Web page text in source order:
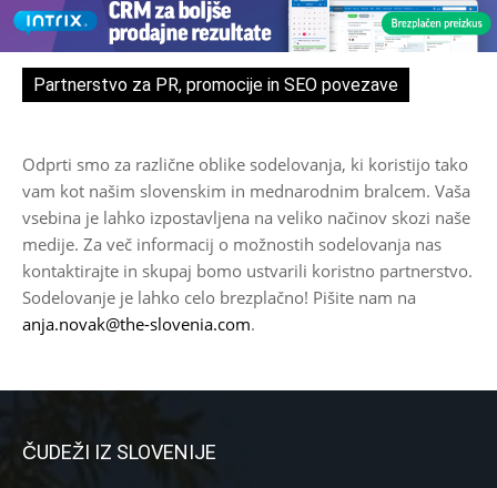
Partnerstvo za PR, promocije in SEO povezave
Odprti smo za različne oblike sodelovanja, ki koristijo tako
vam kot našim slovenskim in mednarodnim bralcem. Vaša
vsebina je lahko izpostavljena na veliko načinov skozi naše
medije. Za več informacij o možnostih sodelovanja nas
kontaktirajte in skupaj bomo ustvarili koristno partnerstvo.
Sodelovanje je lahko celo brezplačno! Pišite nam na
anja.novak@the-slovenia.com.
ČUDEŽI IZ SLOVENIJE